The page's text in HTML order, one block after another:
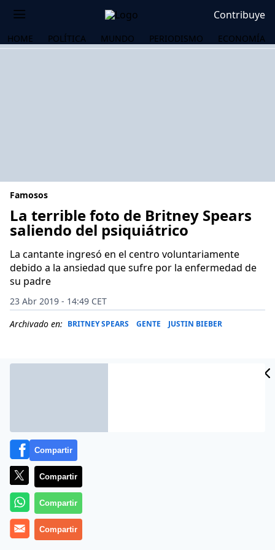
Contribuye
HOME POLÍTICA MUNDO PERIODISMO ECONOMÍA
Famosos
La terrible foto de Britney Spears
saliendo del psiquiátrico
La cantante ingresó en el centro voluntariamente
debido a la ansiedad que sufre por la enfermedad de
su padre
23 Abr 2019 - 14:49 CET
Archivado en: BRITNEY SPEARS GENTE JUSTIN BIEBER
Muy malos momentos para la artista. Los fans de
Britney Spears
Compartir
Compartir
Compartir
Compartir